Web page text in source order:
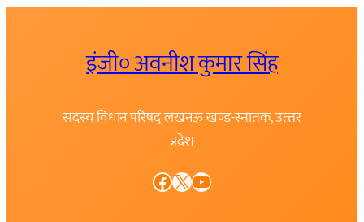
इंजी० अवनीश कुमार सिंह
सदस्य विधान परिषद् लखनऊ खण्ड-स्नातक, उत्त्तर
प्रदेश
Facebook X YouTube